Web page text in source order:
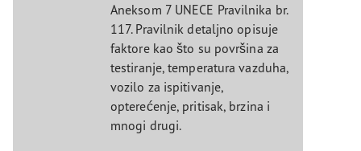
Aneksom 7 UNECE Pravilnika br.
117. Pravilnik detaljno opisuje
faktore kao što su površina za
testiranje, temperatura vazduha,
vozilo za ispitivanje,
opterećenje, pritisak, brzina i
mnogi drugi.